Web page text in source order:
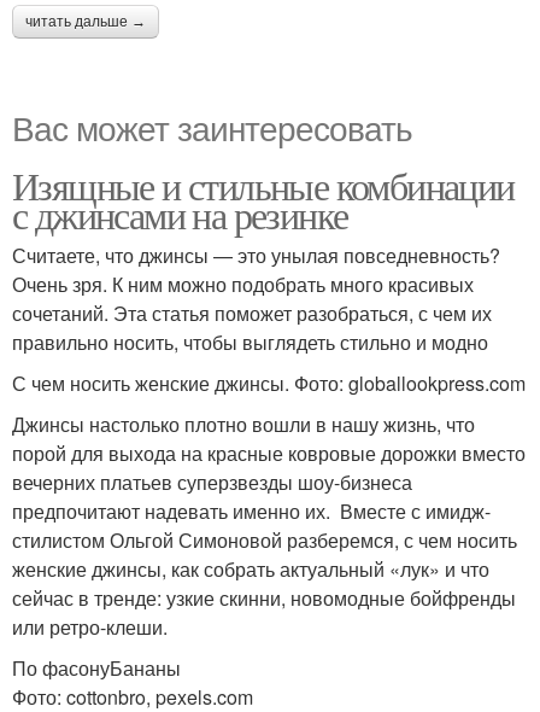
читать дальше →
Вас может заинтересовать
Изящные и стильные комбинации
с джинсами на резинке
Считаете, что джинсы — это унылая повседневность?
Очень зря. К ним можно подобрать много красивых
сочетаний. Эта статья поможет разобраться, с чем их
правильно носить, чтобы выглядеть стильно и модно
С чем носить женские джинсы. Фото: globallookpress.com
Джинсы настолько плотно вошли в нашу жизнь, что
порой для выхода на красные ковровые дорожки вместо
вечерних платьев суперзвезды шоу-бизнеса
предпочитают надевать именно их. Вместе с имидж-
стилистом Ольгой Симоновой разберемся, с чем носить
женские джинсы, как собрать актуальный «лук» и что
сейчас в тренде: узкие скинни, новомодные бойфренды
или ретро-клеши.
По фасонуБананы
Фото: cottonbro, pexels.com